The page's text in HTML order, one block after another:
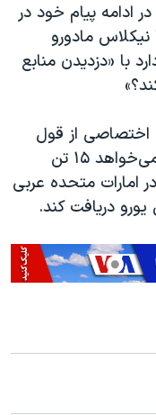
۱۲ بهمن ماه در ادامه پیام خود در
نیکلاس مادورو
با «دزدیدن منابع
اختصاصی از قول
یک مقام آگاه نوشته بود که مادورو می‌خواهد ۱۵ تن
امارات متحده عربی
دریافت کند.